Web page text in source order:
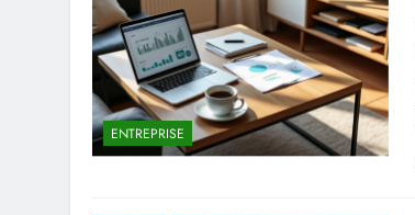
ENTREPRISE